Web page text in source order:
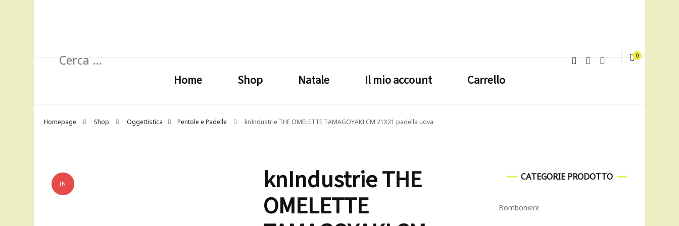
Ricerca
0
Home Shop Natale Il mio account Carrello
Homepage Shop Oggettistica Pentole e Padelle knIndustrie THE OMELETTE TAMAGOYAKI CM 21X21 padella uova
IN
knIndustrie THE
OMELETTE
CATEGORIE PRODOTTO
Bomboniere